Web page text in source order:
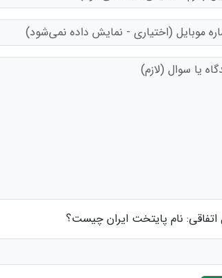
اتفاقی: نام پایتخت ایران چیست؟